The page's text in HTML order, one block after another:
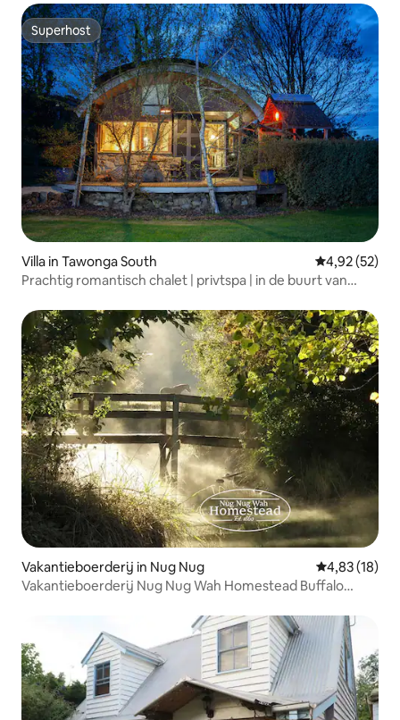
Superhost
Superhost
Villa in Tawonga South Gemiddelde
4,92 (52)
Prachtig romantisch chalet | privtspa | in de buurt van
Vakantieboerderij in Nug Nug Gemiddelde
4,83 (18)
Vakantieboerderij Nug Nug Wah Homestead Buffalo